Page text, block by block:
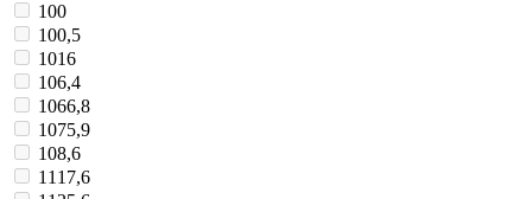
100
100,5
1016
106,4
1066,8
1075,9
108,6
1117,6